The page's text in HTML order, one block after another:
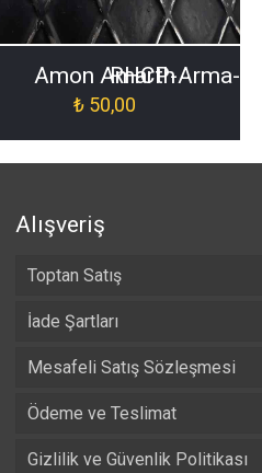
Amon Amarth
₺50,00
RHCP-Arma-
Alışveriş
Toptan Satış
İade Şartları
Mesafeli Satış Sözleşmesi
Ödeme ve Teslimat
Gizlilik ve Güvenlik Politikası